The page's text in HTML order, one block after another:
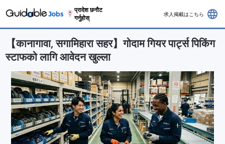
प्रादेश छनौट
गर्नुहोस्
求人掲載はこちら language
【कानागावा, सगामिहारा सहर】गोदाम गियर पार्ट्स पिकिंग
स्टाफको लागि आवेदन खुल्ला